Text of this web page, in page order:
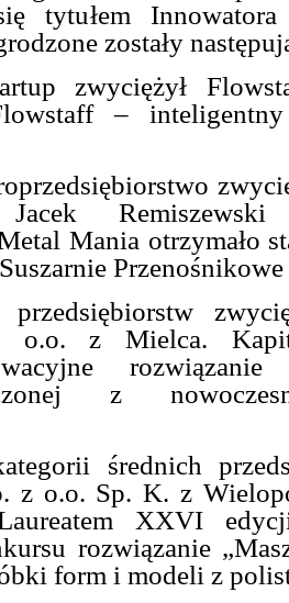
tytułem
zostały
zwyciężył
–
Remiszewski
Mania otrzymało
Przenośnikowe
z Mielca.
rozwiązanie
z
średnich
z o.o. Sp. K. z
Laureatem XXVI
rozwiązanie
form i modeli z